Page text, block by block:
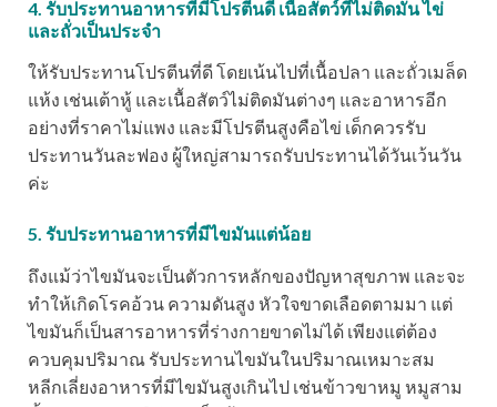
4. รับประทานอาหารที่มีโปรตีนดี เนื้อสัตว์ที่ไม่ติดมัน ไข่
และถั่วเป็นประจำ
ให้รับประทานโปรตีนที่ดี โดยเน้นไปที่เนื้อปลา และถั่วเมล็ด
แห้ง เช่นเต้าหู้ และเนื้อสัตว์ไม่ติดมันต่างๆ และอาหารอีก
อย่างที่ราคาไม่แพง และมีโปรตีนสูงคือไข่ เด็กควรรับ
ประทานวันละฟอง ผู้ใหญ่สามารถรับประทานได้วันเว้นวัน
ค่ะ
5. รับประทานอาหารที่มีไขมันแต่น้อย
ถึงแม้ว่าไขมันจะเป็นตัวการหลักของปัญหาสุขภาพ และจะ
ทำให้เกิดโรคอ้วน ความดันสูง หัวใจขาดเลือดตามมา แต่
ไขมันก็เป็นสารอาหารที่ร่างกายขาดไม่ได้ เพียงแต่ต้อง
ควบคุมปริมาณ รับประทานไขมันในปริมาณเหมาะสม
หลีกเลี่ยงอาหารที่มีไขมันสูงเกินไป เช่นข้าวขาหมู หมูสาม